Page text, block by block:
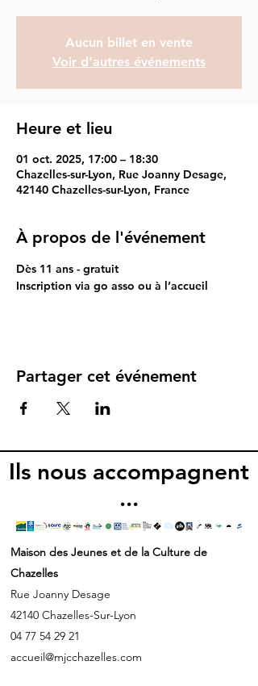
Aucun billet en vente
Voir d'autres événements
Heure et lieu
01 oct. 2025, 17:00 – 18:30
Chazelles-sur-Lyon, Rue Joanny Desage,
42140 Chazelles-sur-Lyon, France
À propos de l'événement
Dès 11 ans - gratuit
Inscription via go asso ou à l’accueil
Partager cet événement
Ils nous accompagnent
...
Maison des Jeunes et de la Culture de
Chazelles
Rue Joanny Desage
42140 Chazelles-Sur-Lyon
04 77 54 29 21
accueil@mjcchazelles.com